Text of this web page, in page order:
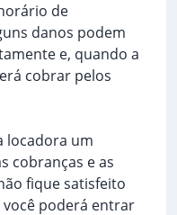
de
danos podem
e, quando a
cobrar pelos
locadora um
cobranças e as
fique satisfeito
poderá entrar